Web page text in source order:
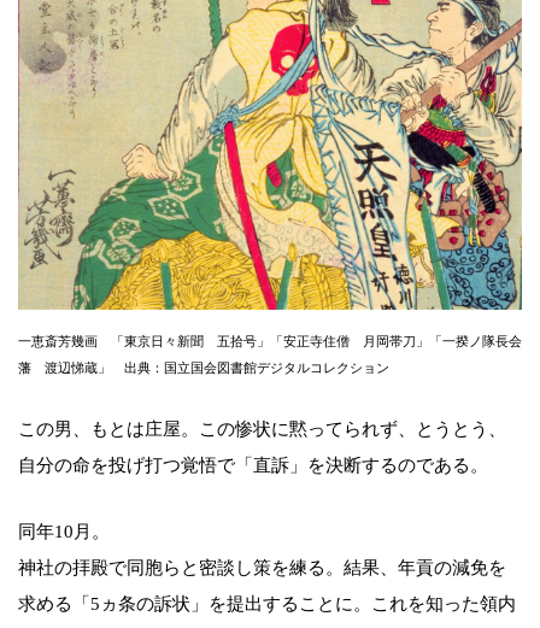
一恵斎芳幾画 「東京日々新聞 五拾号」「安正寺住僧 月岡帯刀」「一揆ノ隊長会
藩 渡辺悌蔵」 出典：国立国会図書館デジタルコレクション
この男、もとは庄屋。この惨状に黙ってられず、とうとう、
自分の命を投げ打つ覚悟で「直訴」を決断するのである。
同年10月。
神社の拝殿で同胞らと密談し策を練る。結果、年貢の減免を
求める「5ヵ条の訴状」を提出することに。これを知った領内